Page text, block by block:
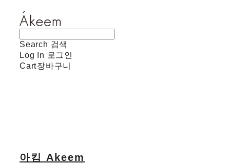
Search 검색
Log In 로그인
Cart장바구니
아킴 Akeem